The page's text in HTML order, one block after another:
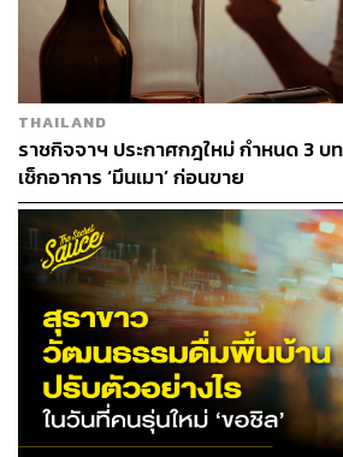
THAILAND
ราชกิจจาฯ ประกาศกฎใหม่ กำหนด 3 บ
เช็กอาการ ‘มึนเมา’ ก่อนขาย